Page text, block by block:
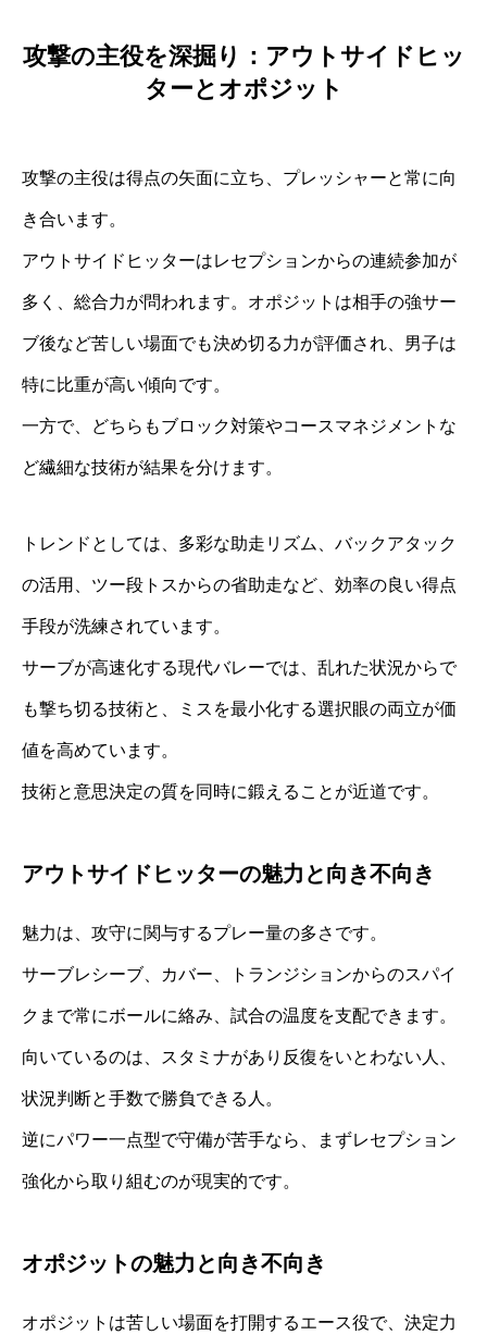
攻撃の主役を深掘り：アウトサイドヒッ
ターとオポジット
攻撃の主役は得点の矢面に立ち、プレッシャーと常に向
き合います。
アウトサイドヒッターはレセプションからの連続参加が
多く、総合力が問われます。オポジットは相手の強サー
ブ後など苦しい場面でも決め切る力が評価され、男子は
特に比重が高い傾向です。
一方で、どちらもブロック対策やコースマネジメントな
ど繊細な技術が結果を分けます。
トレンドとしては、多彩な助走リズム、バックアタック
の活用、ツー段トスからの省助走など、効率の良い得点
手段が洗練されています。
サーブが高速化する現代バレーでは、乱れた状況からで
も撃ち切る技術と、ミスを最小化する選択眼の両立が価
値を高めています。
技術と意思決定の質を同時に鍛えることが近道です。
アウトサイドヒッターの魅力と向き不向き
魅力は、攻守に関与するプレー量の多さです。
サーブレシーブ、カバー、トランジションからのスパイ
クまで常にボールに絡み、試合の温度を支配できます。
向いているのは、スタミナがあり反復をいとわない人、
状況判断と手数で勝負できる人。
逆にパワー一点型で守備が苦手なら、まずレセプション
強化から取り組むのが現実的です。
オポジットの魅力と向き不向き
オポジットは苦しい場面を打開するエース役で、決定力